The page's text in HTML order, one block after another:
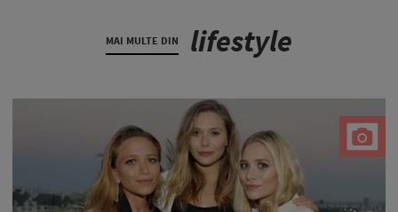
MAI MULTE DIN lifestyle